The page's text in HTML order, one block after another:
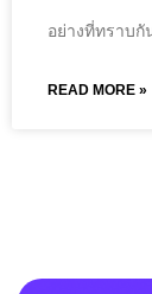
อย่างที่ทราบกั
READ MORE »